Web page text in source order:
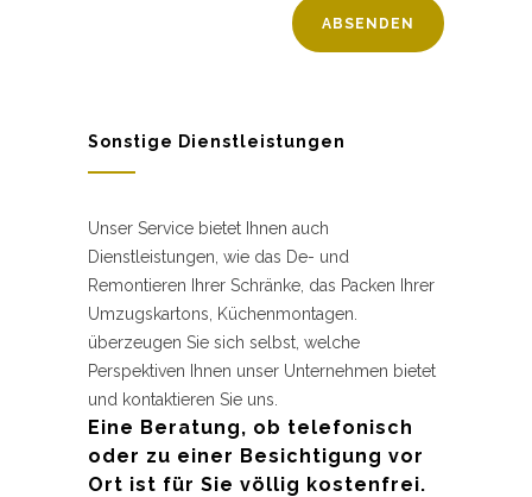
Sonstige Dienstleistungen
Unser Service bietet Ihnen auch
Dienstleistungen, wie das De- und
Remontieren Ihrer Schränke, das Packen Ihrer
Umzugskartons, Küchenmontagen.
überzeugen Sie sich selbst, welche
Perspektiven Ihnen unser Unternehmen bietet
und kontaktieren Sie uns.
Eine Beratung, ob telefonisch
oder zu einer Besichtigung vor
Ort ist für Sie völlig kostenfrei.